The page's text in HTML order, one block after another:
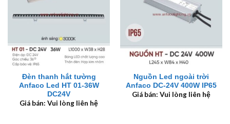
Đèn thanh hắt tường
Anfaco Led HT 01-36W
DC24V
Giá bán: Vui lòng liên hệ
Nguồn Led ngoài trời
Anfaco DC-24V 400W IP65
Giá bán: Vui lòng liên hệ